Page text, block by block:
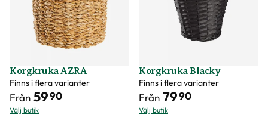
Korgkruka AZRA
Finns i flera varianter
Från 5990
Välj butik
Korgkruka Blacky
Finns i flera varianter
Från 7990
Välj butik